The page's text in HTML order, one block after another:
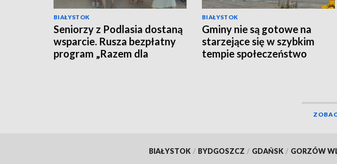
BIAŁYSTOK
Seniorzy z Podlasia dostaną
wsparcie. Rusza bezpłatny
program „Razem dla
BIAŁYSTOK
Gminy nie są gotowe na
starzejące się w szybkim
tempie społeczeństwo
BIAŁYSTOK / BYDGOSZCZ / GDAŃSK / GORZÓW